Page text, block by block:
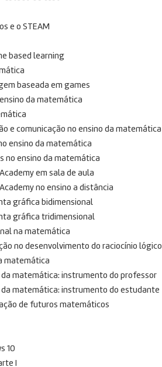
e o STEAM
based learning
baseada em games
da matemática
e comunicação no ensino da matemática
ensino da matemática
no ensino da matemática
em sala de aula
no ensino a distância
gráfica bidimensional
gráfica tridimensional
na matemática
no desenvolvimento do raciocínio lógico
matemática
da matemática: instrumento do professor
da matemática: instrumento do estudante
de futuros matemáticos
10
I